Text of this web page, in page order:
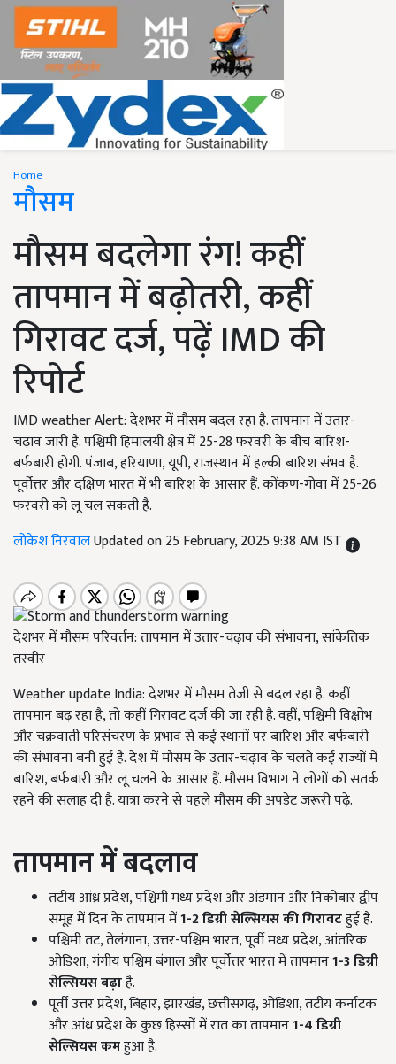
Home
मौसम
मौसम बदलेगा रंग! कहीं
तापमान में बढ़ोतरी, कहीं
गिरावट दर्ज, पढ़ें IMD की
रिपोर्ट
IMD weather Alert: देशभर में मौसम बदल रहा है. तापमान में उतार-
चढ़ाव जारी है. पश्चिमी हिमालयी क्षेत्र में 25-28 फरवरी के बीच बारिश-
बर्फबारी होगी. पंजाब, हरियाणा, यूपी, राजस्थान में हल्की बारिश संभव है.
पूर्वोत्तर और दक्षिण भारत में भी बारिश के आसार हैं. कोंकण-गोवा में 25-26
फरवरी को लू चल सकती है.
लोकेश निरवालUpdated on 25 February, 2025 9:38 AM IST
देशभर में मौसम परिवर्तन: तापमान में उतार-चढ़ाव की संभावना, सांकेतिक
तस्वीर
Weather update India: देशभर में मौसम तेजी से बदल रहा है. कहीं
तापमान बढ़ रहा है, तो कहीं गिरावट दर्ज की जा रही है. वहीं, पश्चिमी विक्षोभ
और चक्रवाती परिसंचरण के प्रभाव से कई स्थानों पर बारिश और बर्फबारी
की संभावना बनी हुई है. देश में मौसम के उतार-चढ़ाव के चलते कई राज्यों में
बारिश, बर्फबारी और लू चलने के आसार हैं. मौसम विभाग ने लोगों को सतर्क
रहने की सलाह दी है. यात्रा करने से पहले मौसम की अपडेट जरूरी पढ़े.
तापमान में बदलाव
तटीय आंध्र प्रदेश, पश्चिमी मध्य प्रदेश और अंडमान और निकोबार द्वीप
समूह में दिन के तापमान में1-2डिग्री सेल्सियस की गिरावटहुई है.
पश्चिमी तट, तेलंगाना, उत्तर-पश्चिम भारत, पूर्वी मध्य प्रदेश, आंतरिक
ओडिशा, गंगीय पश्चिम बंगाल और पूर्वोत्तर भारत में तापमान1-3डिग्री
सेल्सियस बढ़ाहै.
पूर्वी उत्तर प्रदेश, बिहार, झारखंड, छत्तीसगढ़, ओडिशा, तटीय कर्नाटक
और आंध्र प्रदेश के कुछ हिस्सों में रात का तापमान1-4डिग्री
सेल्सियस कमहुआ है.